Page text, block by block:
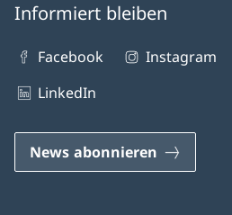
Informiert bleiben
Facebook Instagram
LinkedIn
News abonnieren